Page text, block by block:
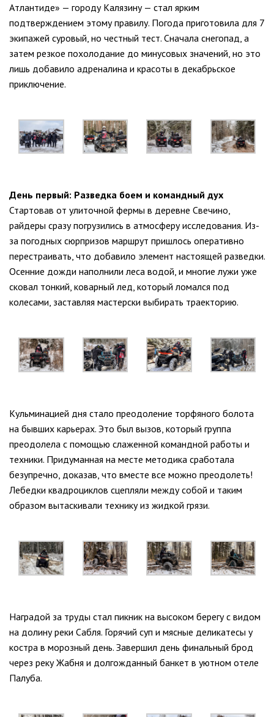
Атлантиде» — городу Калязину — стал ярким
подтверждением этому правилу. Погода приготовила для 7
экипажей суровый, но честный тест. Сначала снегопад, а
затем резкое похолодание до минусовых значений, но это
лишь добавило адреналина и красоты в декабрьское
приключение.
День первый: Разведка боем и командный дух
Стартовав от улиточной фермы в деревне Свечино,
райдеры сразу погрузились в атмосферу исследования. Из-
за погодных сюрпризов маршрут пришлось оперативно
перестраивать, что добавило элемент настоящей разведки.
Осенние дожди наполнили леса водой, и многие лужи уже
сковал тонкий, коварный лед, который ломался под
колесами, заставляя мастерски выбирать траекторию.
Кульминацией дня стало преодоление торфяного болота
на бывших карьерах. Это был вызов, который группа
преодолела с помощью слаженной командной работы и
техники. Придуманная на месте методика сработала
безупречно, доказав, что вместе все можно преодолеть!
Лебедки квадроциклов сцепляли между собой и таким
образом вытаскивали технику из жидкой грязи.
Наградой за труды стал пикник на высоком берегу с видом
на долину реки Сабля. Горячий суп и мясные деликатесы у
костра в морозный день. Завершил день финальный брод
через реку Жабня и долгожданный банкет в уютном отеле
Палуба.